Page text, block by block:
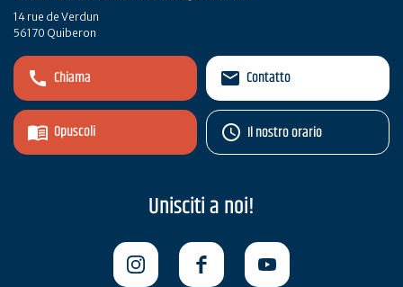
14 rue de Verdun
56170 Quiberon
Chiama
Opuscoli
Contatto
Il nostro orario
Unisciti a noi!